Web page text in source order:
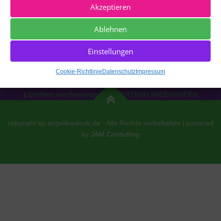
Akzeptieren
Ablehnen
Einstellungen
Cookie-Richtlinie Datenschutz Impressum
Widerrufsrecht|Versand|Zahlung
| Echtheit von Bewertungen | VERTRAG WIDERRUFEN
copyright by angelikaskrok.de · Alle Rechte vorbehalten | powered
by JAM Consulting